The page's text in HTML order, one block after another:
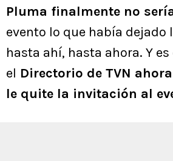
Pluma finalmente no
evento lo que había dejado
hasta ahí, hasta ahora. Y
el Directorio de TVN
le quite la invitación al